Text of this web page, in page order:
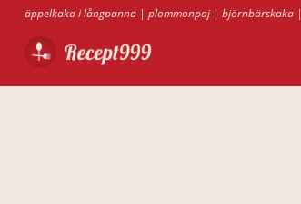
äppelkaka i långpanna| plommonpaj| björnbärskaka|